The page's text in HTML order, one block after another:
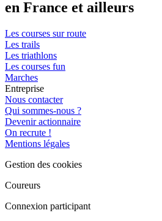
en France et ailleurs
Les courses sur route
Les trails
Les triathlons
Les courses fun
Marches
Entreprise
Nous contacter
Qui sommes-nous ?
Devenir actionnaire
On recrute !
Mentions légales
Gestion des cookies
Coureurs
Connexion participant